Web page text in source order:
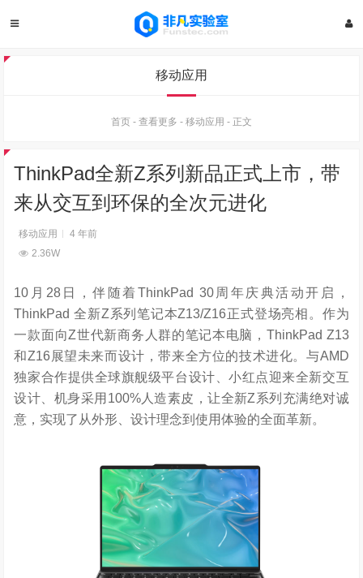
移动应用
首页 - 查看更多 - 移动应用 - 正文
ThinkPad全新Z系列新品正式上市，带
来从交互到环保的全次元进化
移动应用
4 年前
2.36W
10月28日，伴随着ThinkPad 30周年庆典活动开启，
ThinkPad 全新Z系列笔记本Z13/Z16正式登场亮相。作为
一款面向Z世代新商务人群的笔记本电脑，ThinkPad Z13
和Z16展望未来而设计，带来全方位的技术进化。与AMD
独家合作提供全球旗舰级平台设计、小红点迎来全新交互
设计、机身采用100%人造素皮，让全新Z系列充满绝对诚
意，实现了从外形、设计理念到使用体验的全面革新。